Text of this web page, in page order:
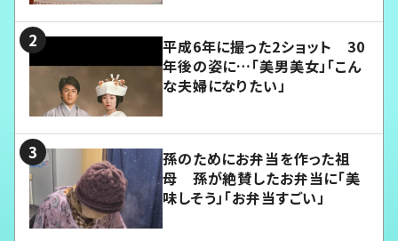
平成6年に撮った2ショット 30
年後の姿に…「美男美女」「こん
な夫婦になりたい」
孫のためにお弁当を作った祖
母 孫が絶賛したお弁当に「美
味しそう」「お弁当すごい」